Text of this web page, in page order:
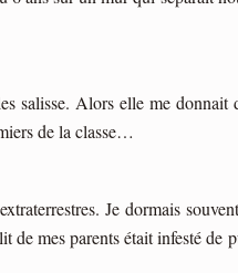
salisse. Alors elle me donnait
de la classe…
Je dormais
mes parents était infesté de